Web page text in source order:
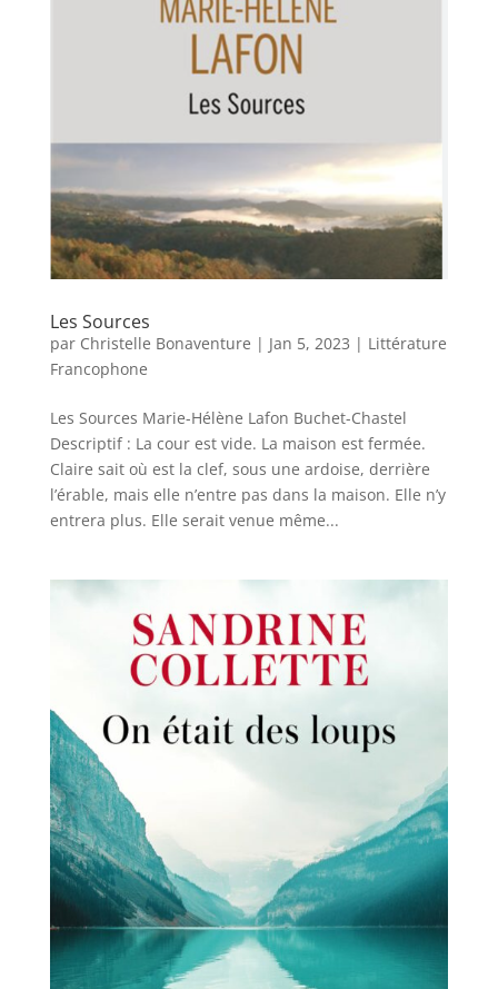
Les Sources
par Christelle Bonaventure | Jan 5, 2023 | Littérature
Francophone
Les Sources Marie-Hélène Lafon Buchet-Chastel
Descriptif : La cour est vide. La maison est fermée.
Claire sait où est la clef, sous une ardoise, derrière
l’érable, mais elle n’entre pas dans la maison. Elle n’y
entrera plus. Elle serait venue même...